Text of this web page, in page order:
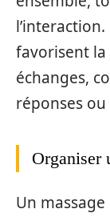
favorisent
échanges,
réponses
Organiser
Un